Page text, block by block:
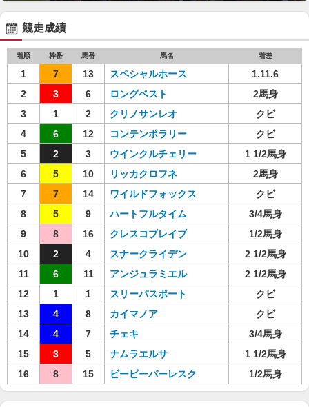
競走成績
着順 枠番 馬番 馬名 着差
1 7 13 スペシャルホース
1.11.6
2
3 6 ロングベスト
2馬身
3
1 2 クリノサンレオ
クビ
4
6 12 コンテンポラリー
クビ
5
2 3 ウインクルチェリー
1 1/2馬身
6
5 10 リッカクロフネ
2馬身
7
7 14 ワイルドフォックス
クビ
8
5 9 ハートフルタイム
3/4馬身
9
8 16 クレスコブレイブ
1/2馬身
10
2 4 スナークライデン
2 1/2馬身
11
6 11 アンジュラミエル
2 1/2馬身
12
1 1 スリーパスポート
クビ
13
4 8 カイマノア
クビ
14
4 7 チェキ
3/4馬身
15
3 5 ナムラエルサ
1 1/2馬身
16
8 15 ビービーバーレスク 1/2馬身